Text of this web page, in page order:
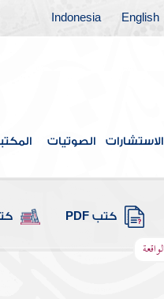
English
Indonesia
الاستشارات الصوتيات
كتب PDF